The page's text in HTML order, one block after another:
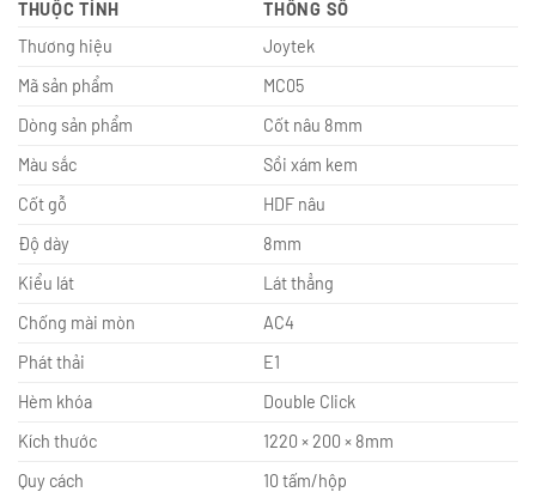
THUỘC TÍNH
THÔNG SỐ
Thương hiệu
Joytek
Mã sản phẩm
MC05
Dòng sản phẩm
Cốt nâu 8mm
Màu sắc
Sồi xám kem
Cốt gỗ
HDF nâu
Độ dày
8mm
Kiểu lát
Lát thẳng
Chống mài mòn
AC4
Phát thải
E1
Hèm khóa
Double Click
Kích thước
1220 × 200 × 8mm
Quy cách
10 tấm/hộp